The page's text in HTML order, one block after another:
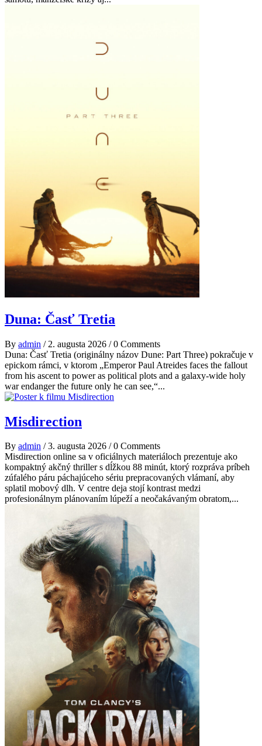
Duna: Časť Tretia
By admin / 2. augusta 2026 /0 Comments
Duna: Časť Tretia (originálny názov Dune: Part Three) pokračuje v
epickom rámci, v ktorom „Emperor Paul Atreides faces the fallout
from his ascent to power as political plots and a galaxy-wide holy
war endanger the future only he can see,“...
Misdirection
By admin /3. augusta 2026 /0 Comments
Misdirection online sa v oficiálnych materiáloch prezentuje ako
kompaktný akčný thriller s dĺžkou 88 minút, ktorý rozpráva príbeh
zúfalého páru páchajúceho sériu prepracovaných vlámaní, aby
splatil mobový dlh. V centre deja stojí kontrast medzi
profesionálnym plánovaním lúpeží a neočakávaným obratom,...